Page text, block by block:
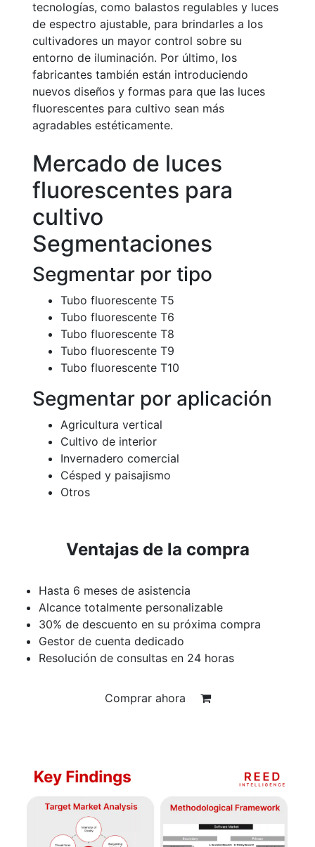
tecnologías, como balastos regulables y luces
de espectro ajustable, para brindarles a los
cultivadores un mayor control sobre su
entorno de iluminación. Por último, los
fabricantes también están introduciendo
nuevos diseños y formas para que las luces
fluorescentes para cultivo sean más
agradables estéticamente.
Mercado de luces
fluorescentes para
cultivo
Segmentaciones
Segmentar por tipo
Tubo fluorescente T5
Tubo fluorescente T6
Tubo fluorescente T8
Tubo fluorescente T9
Tubo fluorescente T10
Segmentar por aplicación
Agricultura vertical
Cultivo de interior
Invernadero comercial
Césped y paisajismo
Otros
Ventajas de la compra
Hasta 6 meses de asistencia
Alcance totalmente personalizable
30% de descuento en su próxima compra
Gestor de cuenta dedicado
Resolución de consultas en 24 horas
Comprar ahora